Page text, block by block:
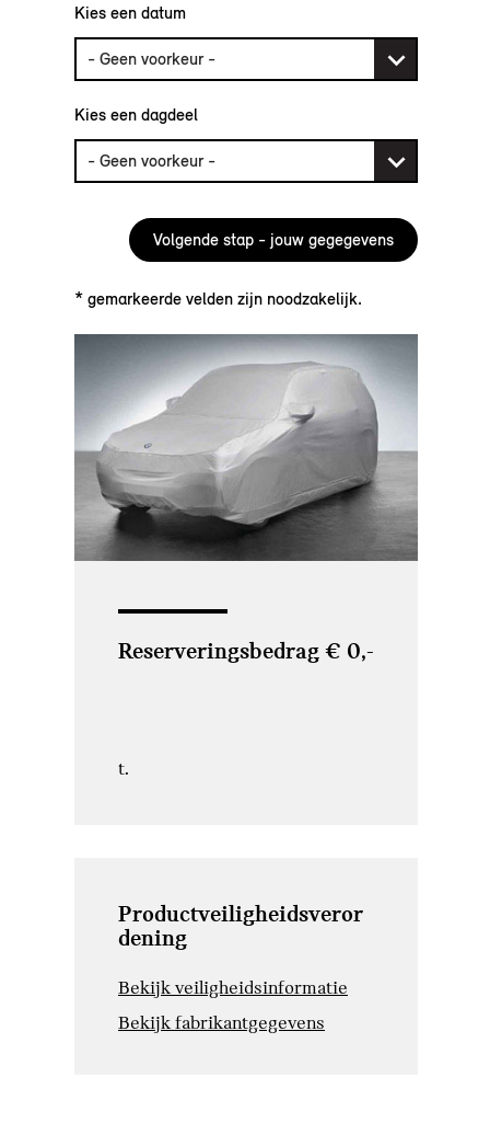
Kies een datum
Kies een dagdeel
* gemarkeerde velden zijn noodzakelijk.
Reserveringsbedrag € 0,-
t.
Productveiligheidsveror
dening
Bekijk veiligheidsinformatie
Bekijk fabrikantgegevens